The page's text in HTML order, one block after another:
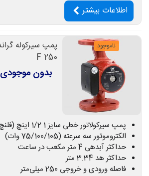
اطلاعات بیشتر
ناموجود
F 250
بدون موجودی
پمپ سیرکولاتور خطی سایز 1 1/2 اینچ (فلنچ DN40)
الکتروموتور سه سرعته (75/100/105 وات)
حداکثر آبدهی 4 متر مکعب در ساعت
حداکثر هد 3.34 متر
فاصله ورودی و خروجی 250 میلی‌متر